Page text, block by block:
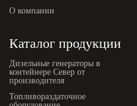
О компании
Каталог продукции
Дизельные генераторы в
контейнере Север от
производителя
Топливораздаточное